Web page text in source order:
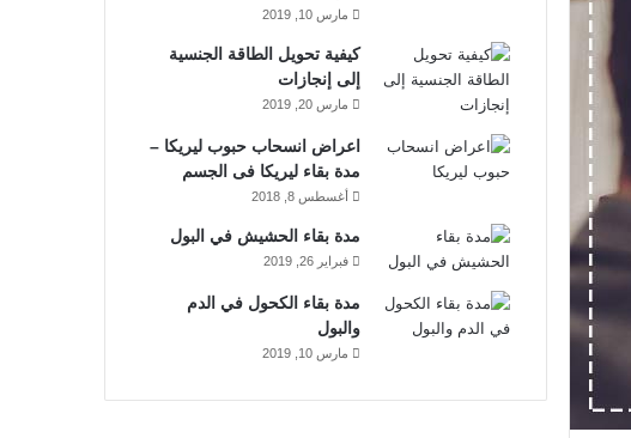
e
مارس 10, 2019
كيفية تحويل الطاقة الجنسية
إلى إنجازات
مارس 20, 2019
اعراض انسحاب حبوب ليريكا –
مدة بقاء ليريكا فى الجسم
أغسطس 8, 2018
مدة بقاء الحشيش في البول
فبراير 26, 2019
مدة بقاء الكحول في الدم
والبول
مارس 10, 2019